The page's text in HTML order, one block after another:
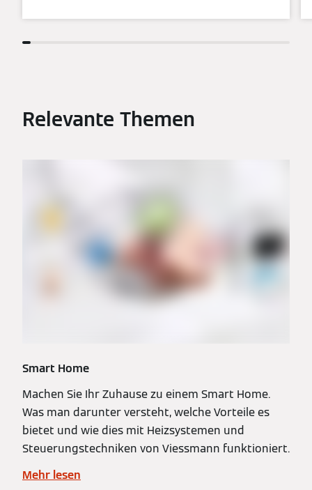
Relevante Themen
Smart Home
Machen Sie Ihr Zuhause zu einem Smart Home.
Was man darunter versteht, welche Vorteile es
bietet und wie dies mit Heizsystemen und
Steuerungstechniken von Viessmann funktioniert.
Mehr lesen